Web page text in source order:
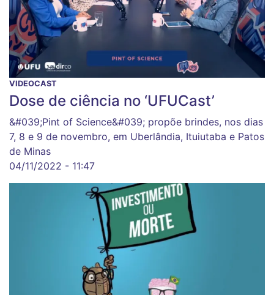
VIDEOCAST
Dose de ciência no ‘UFUCast’
&#039;Pint of Science&#039; propõe brindes, nos dias
7, 8 e 9 de novembro, em Uberlândia, Ituiutaba e Patos
de Minas
04/11/2022 - 11:47